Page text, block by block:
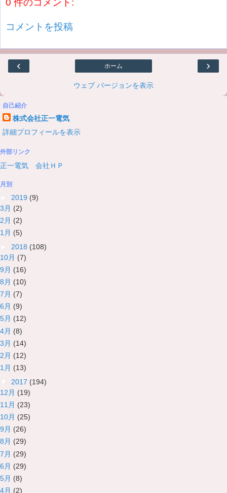
0 件のコメント:
コメントを投稿
‹ ›
ホーム
ウェブ バージョンを表示
自己紹介
株式会社正一電気
詳細プロフィールを表示
外部リンク
正一電気 会社ＨＰ
月別
2019 (9)
3月 (2)
2月 (2)
1月 (5)
2018 (108)
10月 (7)
9月 (16)
8月 (10)
7月 (7)
6月 (9)
5月 (12)
4月 (8)
3月 (14)
2月 (12)
1月 (13)
2017 (194)
12月 (19)
11月 (23)
10月 (25)
9月 (26)
8月 (29)
7月 (29)
6月 (29)
5月 (8)
4月 (2)